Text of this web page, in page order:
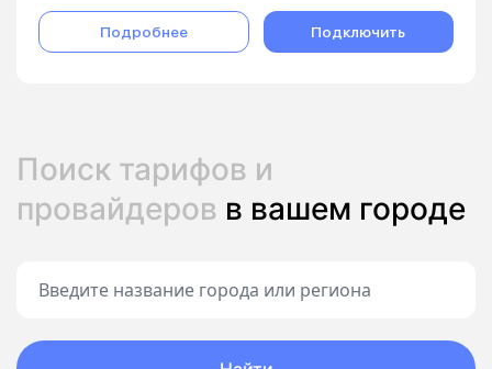
Подробнее Подключить
Поиск тарифов и
провайдеров в вашем городе